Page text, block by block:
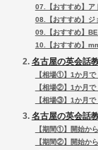
07.【おすすめ】ア
08.【おすすめ】ジ
09.【おすすめ】
10.【おすすめ】
名古屋の英会話
【相場①】1か月
【相場②】1か月
【相場③】1か月
名古屋の英会話
【期間①】開始か
【期間②】開始か